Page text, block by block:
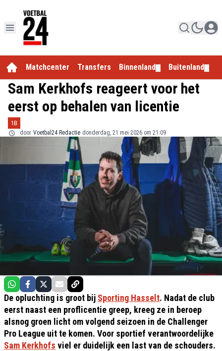
Matchcenter Transfers Binnenland Buitenland
Sam Kerkhofs reageert voor het
eerst op behalen van licentie
1B
door Voetbal24 Redactie donderdag, 21 mei 2026 om 21:09
De opluchting is groot bij Sporting Hasselt. Nadat de club
eerst naast een proflicentie greep, kreeg ze in beroep
alsnog groen licht om volgend seizoen in de Challenger
Pro League uit te komen. Voor sportief verantwoordelijke
Sam Kerkhofs viel er duidelijk een last van de schouders.